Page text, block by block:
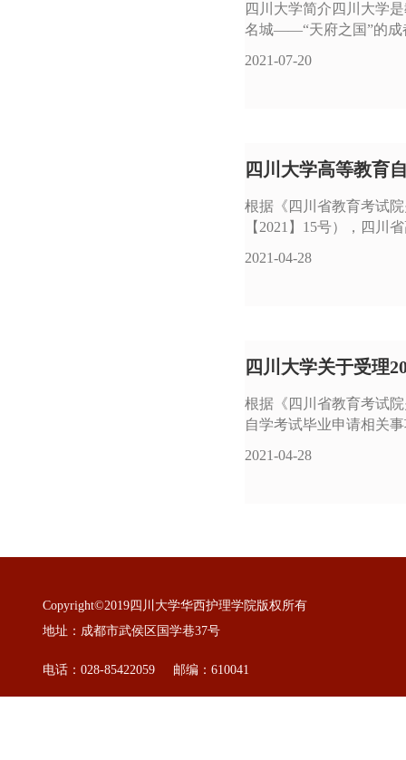
四川大学简介四川大学
名城——“天府之国”的成
2021-07-20
四川大学高等教育
根据《四川省教育考试
【2021】15号），四川
2021-04-28
四川大学关于受理
根据《四川省教育考试
自学考试毕业申请相关
2021-04-28
Copyright©2019四川大学华西护理学院版权所有
地址：成都市武侯区国学巷37号
电话：028-85422059 邮编：610041